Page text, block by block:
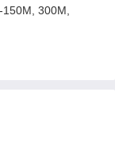
150М, 300М,